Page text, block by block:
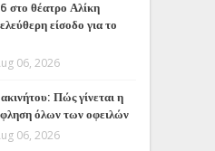
στο θέατρο Αλίκη
είσοδο για το
06, 2026
Πώς γίνεται η
όλων των οφειλών
06, 2026